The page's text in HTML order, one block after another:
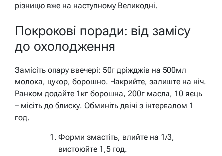
різницю вже на наступному Великодні.
Покрокові поради: від замісу
до охолодження
Замісіть опару ввечері: 50г дріжджів на 500мл
молока, цукор, борошно. Накрийте, залиште на ніч.
Ранком додайте 1кг борошна, 200г масла, 10 яєць
– місіть до блиску. Обминіть двічі з інтервалом 1
год.
Форми змастіть, влийте на 1/3,
вистоюйте 1,5 год.